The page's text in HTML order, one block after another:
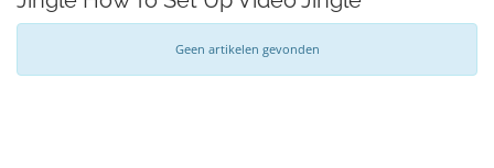
Geen artikelen gevonden